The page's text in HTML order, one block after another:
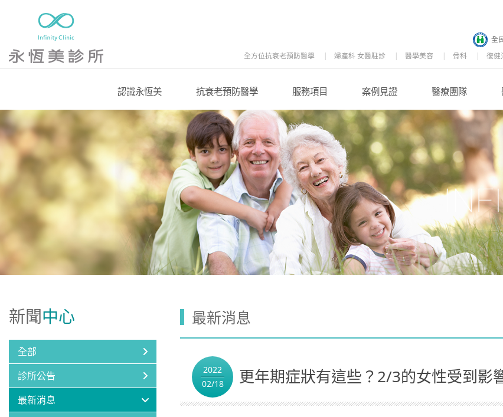
全
全方位抗衰老預防醫學
婦產科 女醫駐診 醫學美容 骨科 復健
認識永恆美 抗衰老預防醫學 服務項目 案例見證 醫療團隊
新聞中心
全部
診所公告
最新消息
最新消息
2022
02/18
更年期症狀有這些？2/3的女性受到影